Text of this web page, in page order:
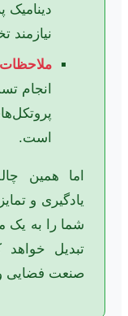
دینامیک
انجام
است.
اما همین
یادگیری و
شما را به یک
تبدیل
صنعت فضایی و